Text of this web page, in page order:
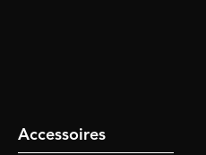
Accessoires